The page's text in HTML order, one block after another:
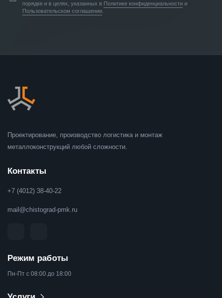
порядке и в целях, указанных в Политике конфиденциальности и
Пользовательском соглашении
Проектирование, производство логистика и монтаж
металлоконструкций любой сложности.
Контакты
+7 (4012) 38-40-22
mail@chistograd-pmk.ru
Режим работы
Пн-Пт с 08:00 до 18:00